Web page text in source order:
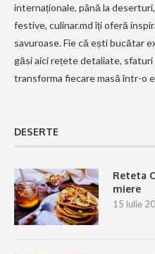
internaționale, până la
festive, culinar.md îți oferă
savuroase. Fie că ești bucătar
găsi aici rețete detaliate,
transforma fiecare masă într-o
DESERTE
Reteta
miere
15 iulie